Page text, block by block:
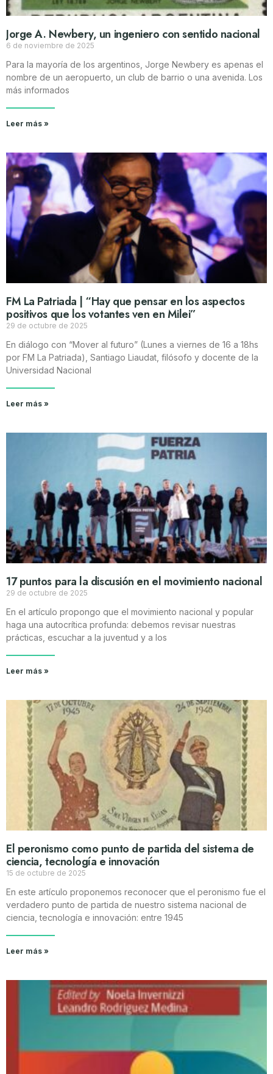
Jorge A. Newbery, un ingeniero con sentido nacional
6 de noviembre de 2025
Para la mayoría de los argentinos, Jorge Newbery es apenas el
nombre de un aeropuerto, un club de barrio o una avenida. Los
más informados
Leer más »
FM La Patriada | “Hay que pensar en los aspectos
positivos que los votantes ven en Milei”
29 de octubre de 2025
En diálogo con “Mover al futuro” (Lunes a viernes de 16 a 18hs
por FM La Patriada), Santiago Liaudat, filósofo y docente de la
Universidad Nacional
Leer más »
17 puntos para la discusión en el movimiento nacional
29 de octubre de 2025
En el artículo propongo que el movimiento nacional y popular
haga una autocrítica profunda: debemos revisar nuestras
prácticas, escuchar a la juventud y a los
Leer más »
El peronismo como punto de partida del sistema de
ciencia, tecnología e innovación
15 de octubre de 2025
En este artículo proponemos reconocer que el peronismo fue el
verdadero punto de partida de nuestro sistema nacional de
ciencia, tecnología e innovación: entre 1945
Leer más »